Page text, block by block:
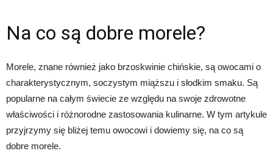
Na co są dobre morele?
Morele, znane również jako brzoskwinie chińskie, są owocami o
charakterystycznym, soczystym miąższu i słodkim smaku. Są
popularne na całym świecie ze względu na swoje zdrowotne
właściwości i różnorodne zastosowania kulinarne. W tym artykule
przyjrzymy się bliżej temu owocowi i dowiemy się, na co są
dobre morele.